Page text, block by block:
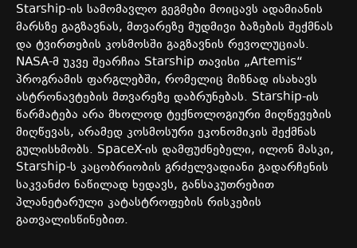
Starship-ის სამომავლო გეგმები მოიცავს ადამიანის
მარსზე გაგზავნას, მთვარეზე მუდმივი ბაზების შექმნას
და ტვირთების კოსმოსში გაგზავნის რევოლუციას.
NASA-მ უკვე შეარჩია Starship თავისი „Artemis“
პროგრამის ფარგლებში, რომელიც მიზნად ისახავს
ასტრონავტების მთვარეზე დაბრუნებას. Starship-ის
წარმატება არა მხოლოდ ტექნოლოგიური მიღწევების
მიღწევას, არამედ კოსმოსური ეკონომიკის შექმნას
გულისხმობს. SpaceX-ის დამფუძნებელი, ილონ მასკი,
Starship-ს კაცობრიობის გრძელვადიანი გადარჩენის
საკვანძო ნაწილად ხედავს, განსაკუთრებით
პლანეტარული კატასტროფების რისკების
გათვალისწინებით.